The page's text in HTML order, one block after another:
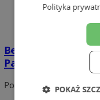
Bezpieczne
Pamiętajcie o
Portal należy do sieci
Polityka
POKAŻ